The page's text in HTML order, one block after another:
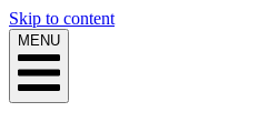
Skip to content
MENU